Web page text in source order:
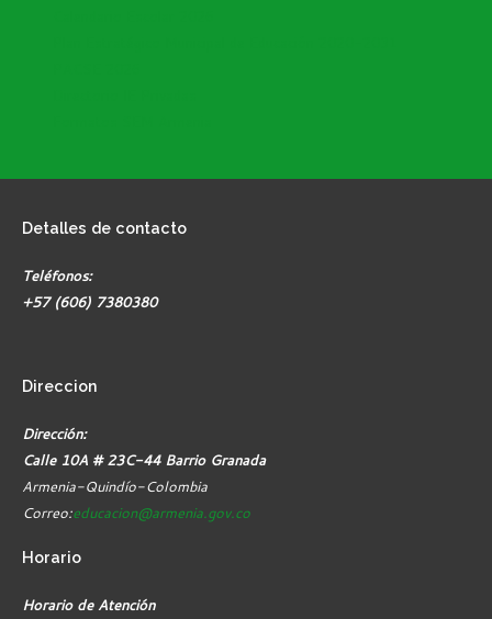
Detalles de contacto
Teléfonos:
+57 (606) 7380380
Direccion
Dirección:
Calle 10A # 23C-44 Barrio Granada
Armenia-Quindío-Colombia
Correo:educacion@armenia.gov.co
Horario
Horario de Atención